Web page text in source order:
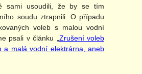
sami usoudili, že by se tím
soudu ztrapnili. O případu
voleb s malou vodní
psali v článku „ Zrušení voleb
a malá vodní elektrárna, aneb